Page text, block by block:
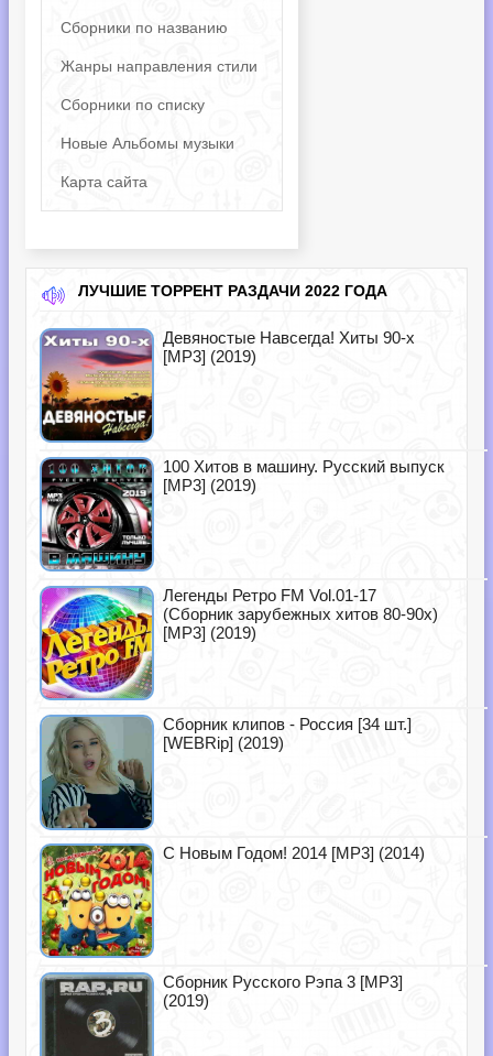
Сборники по названию
Жанры направления стили
Сборники по списку
Новые Альбомы музыки
Карта сайта
ЛУЧШИЕ ТОРРЕНТ РАЗДАЧИ 2022 ГОДА
Девяностые Навсегда! Хиты 90-х
[MP3] (2019)
100 Хитов в машину. Русский выпуск
[MP3] (2019)
Легенды Ретро FM Vol.01-17
(Сборник зарубежных хитов 80-90х)
[MP3] (2019)
Сборник клипов - Россия [34 шт.]
[WEBRip] (2019)
С Новым Годом! 2014 [MP3] (2014)
Сборник Русского Рэпа 3 [MP3]
(2019)